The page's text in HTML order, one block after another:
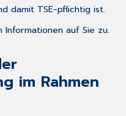
damit TSE-pflichtig ist.
auf Sie zu.
im Rahmen